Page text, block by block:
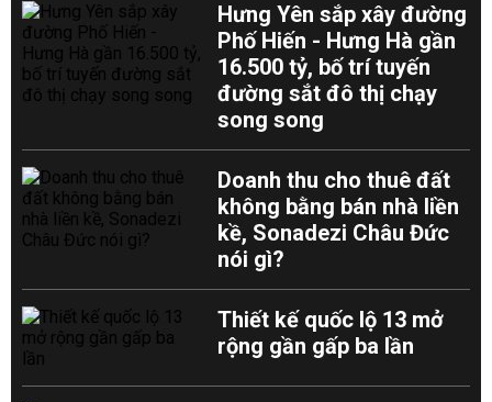
Hưng Yên sắp xây đường
Phố Hiến - Hưng Hà gần
16.500 tỷ, bố trí tuyến
đường sắt đô thị chạy
song song
Doanh thu cho thuê đất
không bằng bán nhà liền
kề, Sonadezi Châu Đức
nói gì?
Thiết kế quốc lộ 13 mở
rộng gần gấp ba lần